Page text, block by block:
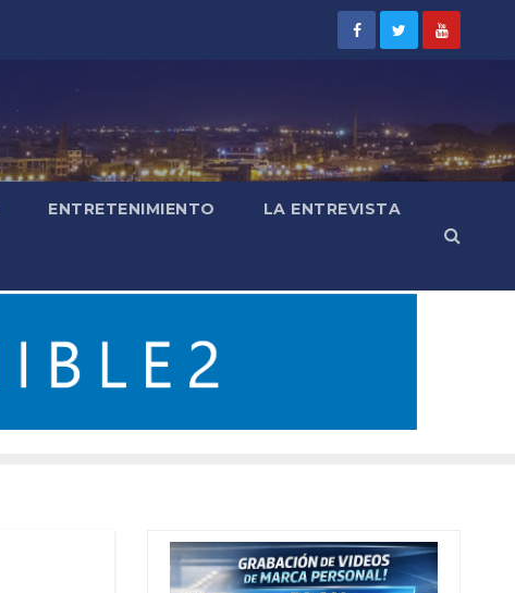
ENTRETENIMIENTO LA ENTREVISTA